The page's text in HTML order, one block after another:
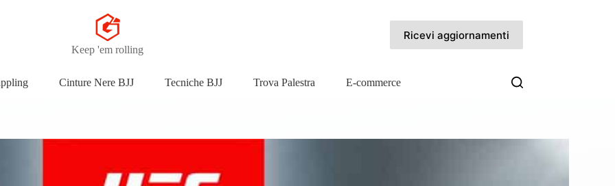
Keep 'em rolling
Ricevi aggiornamenti
Cinture Nere BJJ Tecniche BJJ Trova Palestra E-commerce